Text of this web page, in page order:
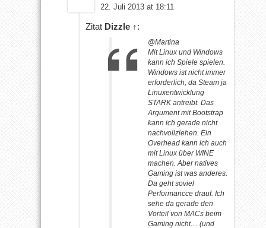
22. Juli 2013 at 18:11
Zitat Dizzle ↑:
@Martina
Mit Linux und Windows
kann ich Spiele spielen.
Windows ist nicht immer
erforderlich, da Steam ja
Linuxentwicklung
STARK antreibt. Das
Argument mit Bootstrap
kann ich gerade nicht
nachvollziehen. Ein
Overhead kann ich auch
mit Linux über WINE
machen. Aber natives
Gaming ist was anderes.
Da geht soviel
Performancce drauf. Ich
sehe da gerade den
Vorteil von MACs beim
Gaming nicht… (und